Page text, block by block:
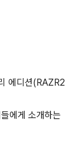
에디션(RAZR2
에게 소개하는